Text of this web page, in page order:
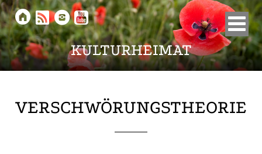
KULTURHEIMAT
    
VERSCHWÖRUNGSTHEORIE